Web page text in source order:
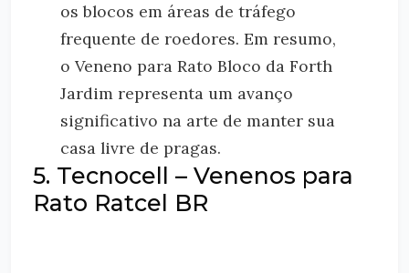
os blocos em áreas de tráfego
frequente de roedores. Em resumo,
o Veneno para Rato Bloco da Forth
Jardim representa um avanço
significativo na arte de manter sua
casa livre de pragas.
5. Tecnocell – Venenos para
Rato Ratcel BR